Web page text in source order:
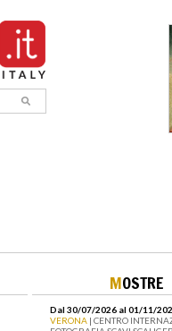
MOSTRE
Dal 30/07/2026 al 01/11/
VERONA | CENTRO